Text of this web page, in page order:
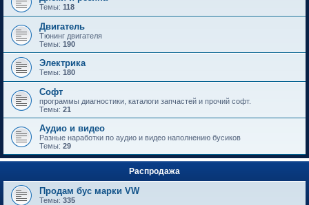
Темы: 118
Двигатель
Тюнинг двигателя
Темы: 190
Электрика
Темы: 180
Софт
программы диагностики, каталоги запчастей и прочий софт.
Темы: 21
Аудио и видео
Разные наработки по аудио и видео наполнению бусиков
Темы: 29
Распродажа
Продам бус марки VW
Темы: 335